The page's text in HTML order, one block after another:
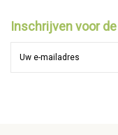
Aantal opvangbakjes
geschenkverpakkingen
Inschrijven voor